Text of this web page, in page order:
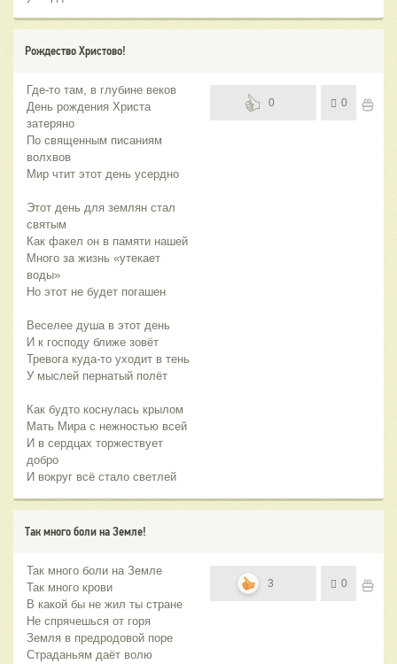
Рождество Христово!
Где-то там, в глубине веков
День рождения Христа
затеряно
По священным писаниям
волхвов
Мир чтит этот день усердно
Этот день для землян стал
святым
Как факел он в памяти нашей
Много за жизнь «утекает
воды»
Но этот не будет погашен
Веселее душа в этот день
И к господу ближе зовёт
Тревога куда-то уходит в тень
У мыслей пернатый полёт
Как будто коснулась крылом
Мать Мира с нежностью всей
И в сердцах торжествует
добро
И вокруг всё стало светлей
0 0
Так много боли на Земле!
Так много боли на Земле
Так много крови
В какой бы не жил ты стране
Не спрячешься от горя
Земля в предродовой поре
Страданьям даёт волю
3 0